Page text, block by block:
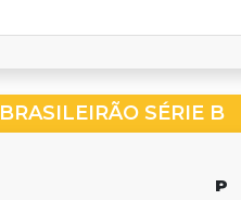
BRASILEIRÃO SÉRIE B
P